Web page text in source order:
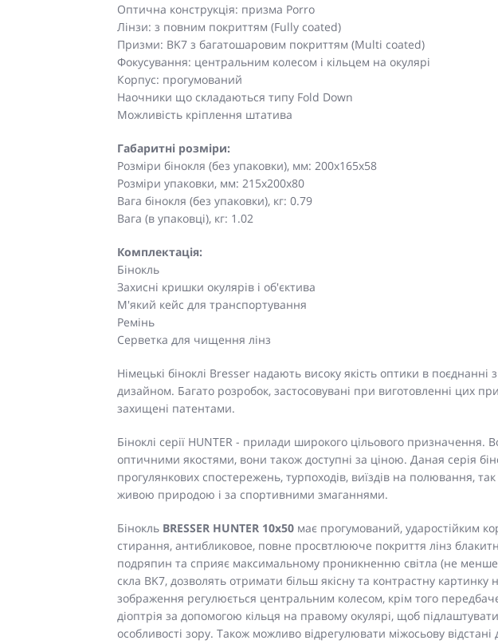
Оптична конструкція: призма Porro
Лінзи: з повним покриттям (Fully coated)
Призми: BK7 з багатошаровим покриттям (Multi coated)
Фокусування: центральним колесом і кільцем на окулярі
Корпус: прогумований
Наочники що складаються типу Fold Down
Можливість кріплення штатива
Габаритні розміри:
Розміри бінокля (без упаковки), мм: 200x165x58
Розміри упаковки, мм: 215х200х80
Вага бінокля (без упаковки), кг: 0.79
Вага (в упаковці), кг: 1.02
Комплектація:
Бінокль
Захисні кришки окулярів і об'єктива
М'який кейс для транспортування
Ремінь
Серветка для чищення лінз
Німецькі біноклі Bresser надають високу якість оптики в
дизайном. Багато розробок, застосовувані при виготовленні цих
захищені патентами.
Біноклі серії HUNTER - прилади широкого цільового призначення.
оптичними якостями, вони також доступні за ціною. Даная серія
прогулянкових спостережень, турпоходів, виїздів на полювання,
живою природою і за спортивними змаганнями.
Бінокль BRESSER HUNTER 10x50 має прогумований, ударостійким
стирання, антибликовое, повне просвтлююче покриття лінз
подряпин та сприяє максимальному проникненню світла (не менше
скла BK7, дозволять отримати більш якісну та контрастну картинку
зображення регулюється центральним колесом, крім того
діоптрія за допомогою кільця на правому окулярі, щоб
особливості зору. Також можливо відрегулювати міжосьову